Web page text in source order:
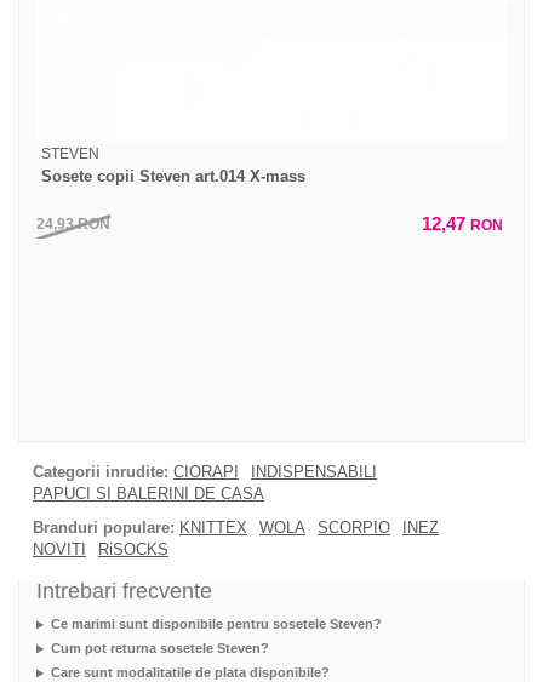
STEVEN
Sosete copii Steven art.014 X-mass
24,93RON 12,47 RON
Categorii inrudite: CIORAPI
INDISPENSABILI
PAPUCI SI BALERINI DE CASA
Branduri populare: KNITTEX WOLA SCORPIO
INEZ
NOVITI
RiSOCKS
Intrebari frecvente
Ce marimi sunt disponibile pentru sosetele Steven?
Cum pot returna sosetele Steven?
Care sunt modalitatile de plata disponibile?